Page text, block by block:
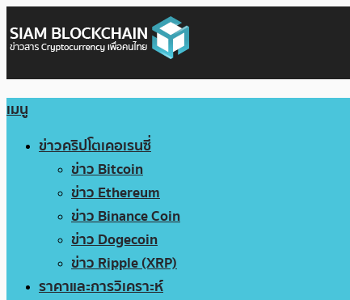
เมนู
ข่าวคริปโตเคอเรนซี่
ข่าว Bitcoin
ข่าว Ethereum
ข่าว Binance Coin
ข่าว Dogecoin
ข่าว Ripple (XRP)
ราคาและการวิเคราะห์